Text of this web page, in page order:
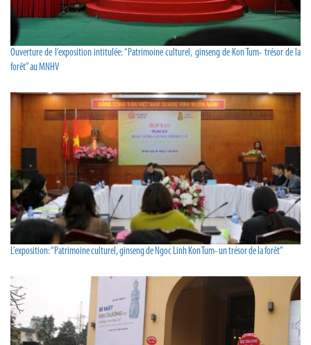
Ouverture de l’exposition intitulée: “Patrimoine culturel, ginseng de Kon Tum- trésor de la
forêt” au MNHV
L’exposition: “Patrimoine culturel, ginseng de Ngoc Linh Kon Tum- un trésor de la forêt”